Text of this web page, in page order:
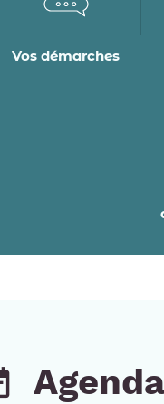
Vos démarches
Agenda